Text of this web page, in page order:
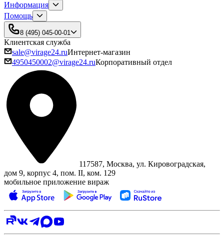
Информация
Помощь
8 (495) 045-00-01
Клиентская служба
sale@virage24.ruИнтернет-магазин
4950450002@virage24.ruКорпоративный отдел
117587, Москва, ул. Кировоградская,
дом 9, корпус 4, пом. II, ком. 129
мобильное приложение вираж